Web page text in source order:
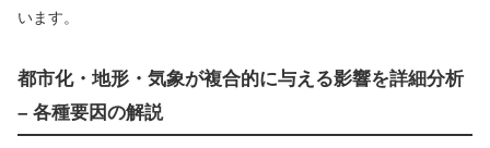
います。
都市化・地形・気象が複合的に与える影響を詳細分析
– 各種要因の解説